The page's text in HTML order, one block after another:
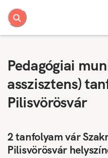
Pedagógiai
asszisztens)
Pilisvörösvár
2 tanfolyam vár
Pilisvörösvár